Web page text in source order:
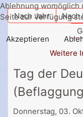
Nach Jahr Nach
Tag der
Donnerstag, 03.
Ablehnung womöglich
Seite zur Verfügung
Akzeptieren
Weitere